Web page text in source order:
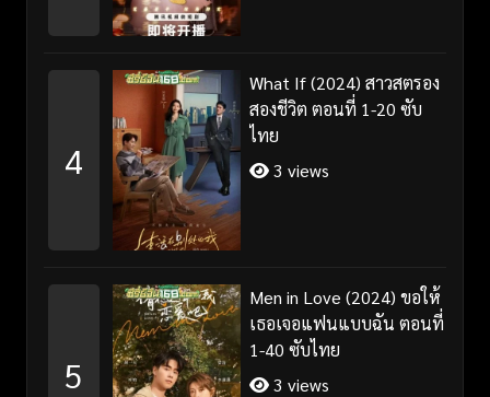
4
What If (2024) สาวสตรอง
สองชีวิต ตอนที่ 1-20 ซับ
ไทย
3 views
5
Men in Love (2024) ขอให้
เธอเจอแฟนแบบฉัน ตอนที่
1-40 ซับไทย
3 views